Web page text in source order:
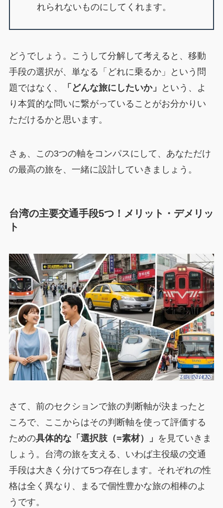
れられないものにしてくれます。
どうでしょう。こうして分解して考えると、移動
手段の選択が、単なる「どれに乗るか」という問
題ではなく、
「どんな旅にしたいか」
という、よ
り本質的な問いに繋がっていることがお分かりい
ただけるかと思います。
さぁ、この3つの軸をコンパスにして、あなただけ
の最高の旅を、一緒に設計していきましょう。
台湾の主要交通手段5つ！メリット・デメリッ
ト
さて、前のセクションで旅の判断軸が決まったと
ころで、ここからはその判断軸を使って評価する
ための具体的な「選択肢（=素材）」 を見ていきま
しょう。台湾の旅を支える、いわば主役級の交通
手段は大きく分けて5つ存在します。それぞれの性
格は全く異なり、まるで個性豊かな旅の相棒のよ
うです。